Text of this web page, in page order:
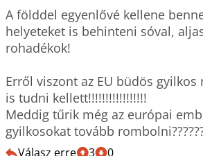
A földdel egyenlővé kellene
helyeteket is behinteni sóval,
rohadékok!
Erről viszont az EU büdös gyilkos
is tudni kellett!!!!!!!!!!!!!!!!!
Meddig tűrik még az európai
gyilkosokat tovább
Válasz erre 3 0